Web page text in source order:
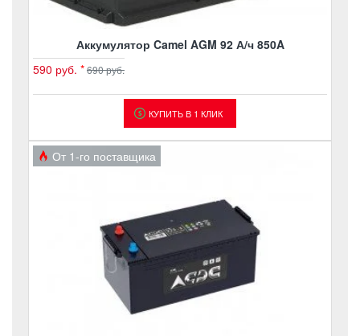
Аккумулятор Camel AGM 92 А/ч 850A
590 руб. *690 руб.
КУПИТЬ В 1 КЛИК
От 1-го поставщика